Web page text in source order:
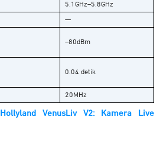
5.1GHz–5.8GHz
—
–80dBm
0.04 detik
20MHz
VenusLiv V2: Kamera Live